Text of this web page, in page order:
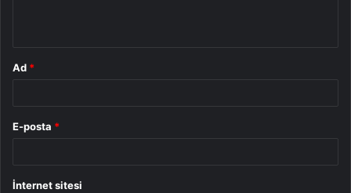
Ad *
E-posta *
İnternet sitesi